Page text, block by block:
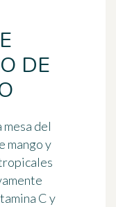
DE
del
mango y
C y